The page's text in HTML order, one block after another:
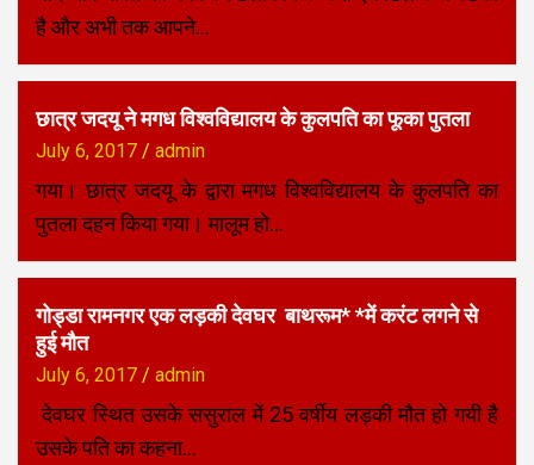
है और अभी तक आपने…
छात्र जदयू ने मगध विश्वविद्यालय के कुलपति का फूका पुतला
July 6, 2017 admin
गया। छात्र जदयू के द्वारा मगध विश्वविद्यालय के कुलपति का
पुतला दहन किया गया। मालूम हो…
गोड्डा रामनगर एक लड़की देवघर बाथरूम* *में करंट लगने से
हुई मौत
July 6, 2017 admin
देवघर स्थित उसके ससुराल में 25 वर्षीय लड़की मौत हो गयी है
उसके पति का कहना…